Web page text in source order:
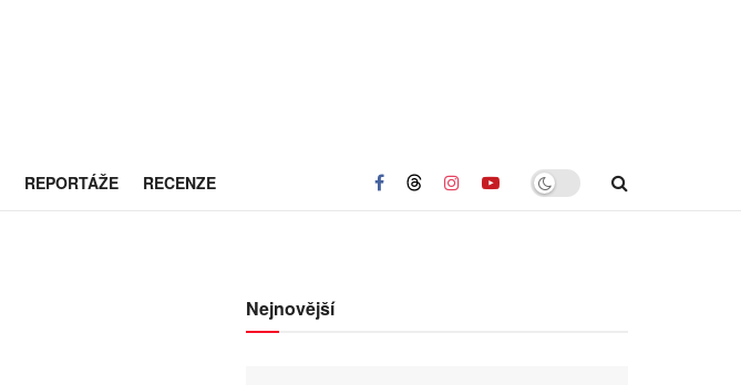
REPORTÁŽE RECENZE
Nejnovější